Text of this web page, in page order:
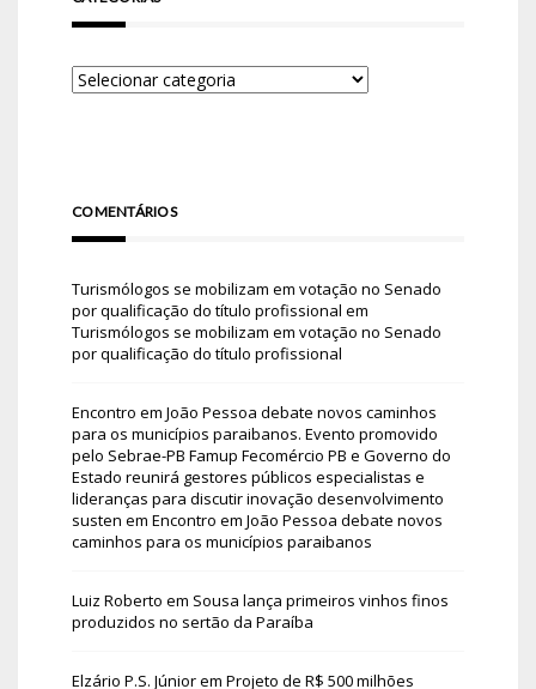
COMENTÁRIOS
Turismólogos se mobilizam em votação no Senado
por qualificação do título profissional em
Turismólogos se mobilizam em votação no Senado
por qualificação do título profissional
Encontro em João Pessoa debate novos caminhos
para os municípios paraibanos. Evento promovido
pelo Sebrae-PB Famup Fecomércio PB e Governo do
Estado reunirá gestores públicos especialistas e
lideranças para discutir inovação desenvolvimento
susten em Encontro em João Pessoa debate novos
caminhos para os municípios paraibanos
Luiz Roberto em Sousa lança primeiros vinhos finos
produzidos no sertão da Paraíba
Elzário P.S. Júniorem Projeto de R$ 500 milhões